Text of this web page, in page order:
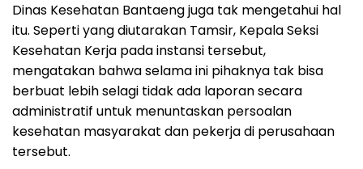
Dinas Kesehatan Bantaeng juga tak mengetahui hal
itu. Seperti yang diutarakan Tamsir, Kepala Seksi
Kesehatan Kerja pada instansi tersebut,
mengatakan bahwa selama ini pihaknya tak bisa
berbuat lebih selagi tidak ada laporan secara
administratif untuk menuntaskan persoalan
kesehatan masyarakat dan pekerja di perusahaan
tersebut.